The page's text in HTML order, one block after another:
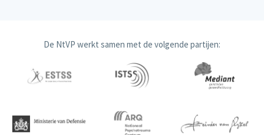
De NtVP werkt samen met de volgende partijen: